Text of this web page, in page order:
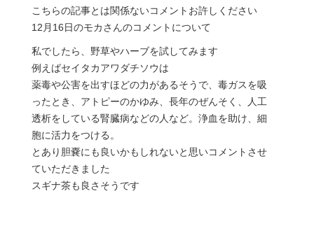
こちらの記事とは関係ないコメントお許しください
12月16日のモカさんのコメントについて
私でしたら、野草やハーブを試してみます
例えばセイタカアワダチソウは
薬毒や公害を出すほどの力があるそうで、毒ガスを吸
ったとき、アトピーのかゆみ、長年のぜんそく、人工
透析をしている腎臓病などの人など。浄血を助け、細
胞に活力をつける。
とあり胆嚢にも良いかもしれないと思いコメントさせ
ていただきました
スギナ茶も良さそうです